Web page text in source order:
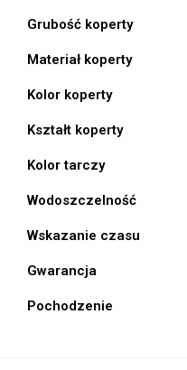
Grubość koperty
Materiał koperty
Kolor koperty
Kształt koperty
Kolor tarczy
Wodoszczelność
Wskazanie czasu
Gwarancja
Pochodzenie